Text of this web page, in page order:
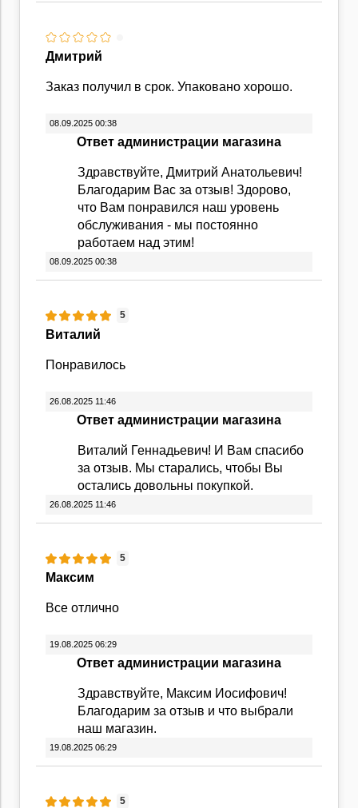
Дмитрий
Заказ получил в срок. Упаковано хорошо.
08.09.2025 00:38
Ответ администрации магазина
Здравствуйте, Дмитрий Анатольевич!
Благодарим Вас за отзыв! Здорово,
что Вам понравился наш уровень
обслуживания - мы постоянно
работаем над этим!
08.09.2025 00:38
5
Виталий
Понравилось
26.08.2025 11:46
Ответ администрации магазина
Виталий Геннадьевич! И Вам спасибо
за отзыв. Мы старались, чтобы Вы
остались довольны покупкой.
26.08.2025 11:46
5
Максим
Все отлично
19.08.2025 06:29
Ответ администрации магазина
Здравствуйте, Максим Иосифович!
Благодарим за отзыв и что выбрали
наш магазин.
19.08.2025 06:29
5